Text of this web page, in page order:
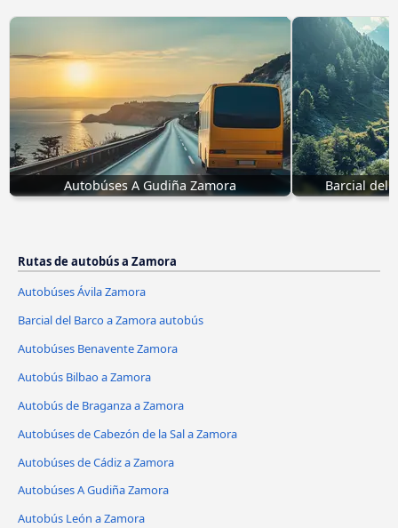
Autobúses A Gudiña Zamora Barcial del
Rutas de autobús a Zamora
Autobúses Ávila‎ Zamora
Barcial del Barco a Zamora autobús
Autobúses Benavente Zamora
Autobús Bilbao a Zamora
Autobús de Braganza a Zamora
Autobúses de Cabezón de la Sal a Zamora
Autobúses de Cádiz a Zamora
Autobúses A Gudiña Zamora
Autobús León a Zamora